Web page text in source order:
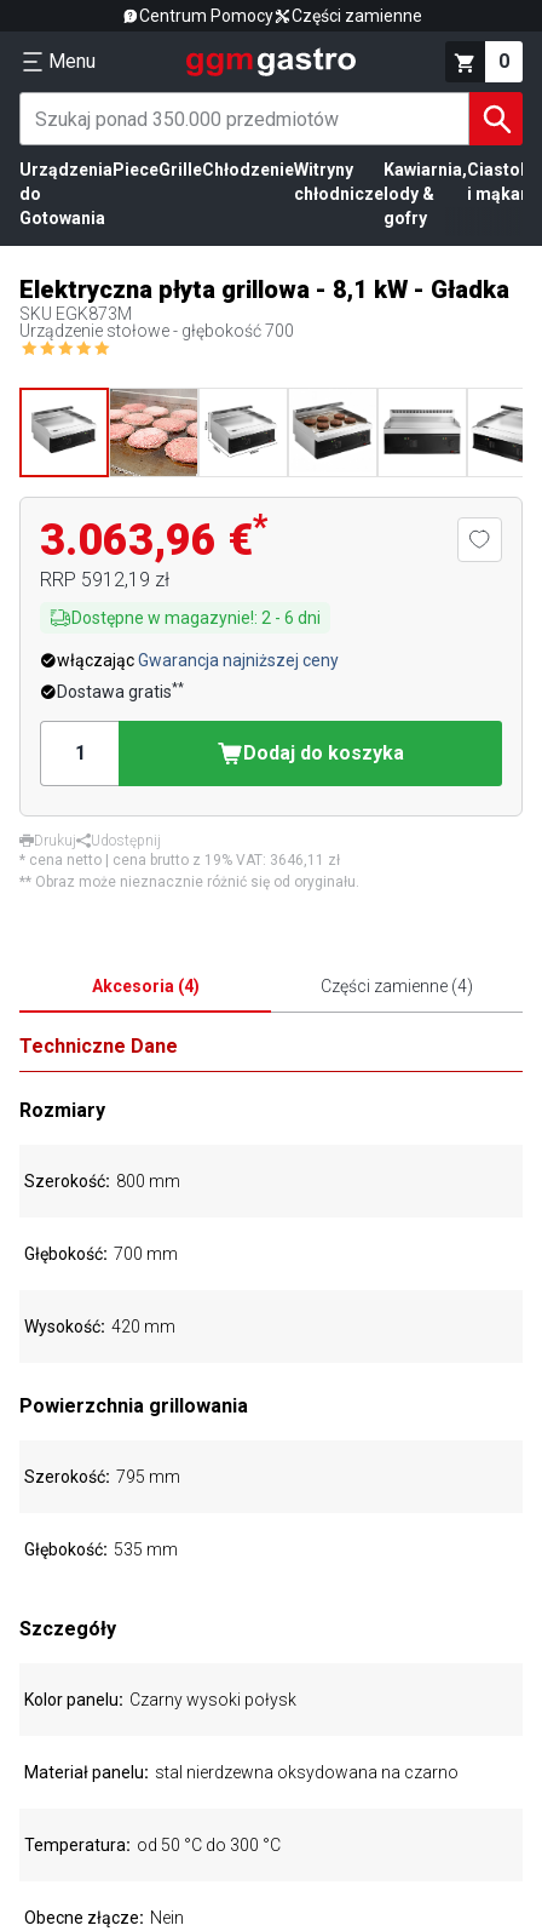
Centrum Pomocy Części zamienne
Menu 0
Urządzenia
do
Gotowania
PieceGrilleChłodzenieWitryny
chłodnicze
Kawiarnia,
lody &
gofry
Ciasto
i mąka
Elektryczna płyta grillowa - 8,1 kW - Gładka
SKU EGK873M
Urządzenie stołowe - głębokość 700
3.063,96 €*
RRP 5912,19 zł
Dostępne w magazynie!: 2 - 6 dni
włączającGwarancja najniższej ceny
Dostawa gratis**
Dodaj do koszyka
Drukuj
Udostępnij
* cena netto | cena brutto z 19% VAT: 3646,11 zł
** Obraz może nieznacznie różnić się od oryginału.
Akcesoria (4) Części zamienne (4)
Techniczne Dane
Rozmiary
Szerokość 800 mm
Głębokość 700 mm
Wysokość 420 mm
Powierzchnia grillowania
Szerokość 795 mm
Głębokość 535 mm
Szczegóły
Kolor panelu Czarny wysoki połysk
Materiał panelu stal nierdzewna oksydowana na czarno
Temperatura od 50 °C do 300 °C
Obecne złącze Nein